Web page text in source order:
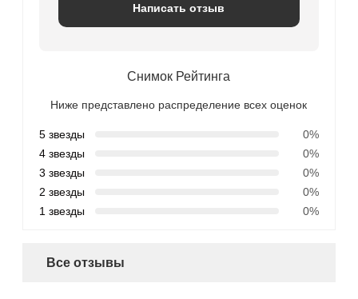
Написать отзыв
Снимок Рейтинга
Ниже представлено распределение всех оценок
5 звезды
0%
4 звезды
0%
3 звезды
0%
2 звезды
0%
1 звезды
0%
Все отзывы